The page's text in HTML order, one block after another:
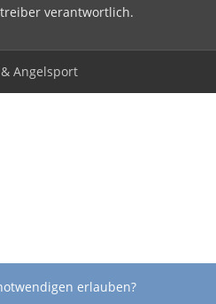
verantwortlich.
Angelsport
erlauben?